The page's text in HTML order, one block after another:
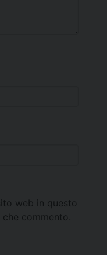
web in questo
commento.